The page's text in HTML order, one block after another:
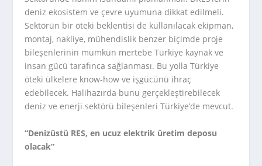
deniz ekosistem ve çevre uyumuna dikkat edilmeli.
Sektörün bir öteki beklentisi de kullanılacak ekipman,
montaj, nakliye, mühendislik benzer biçimde proje
bileşenlerinin mümkün mertebe Türkiye kaynak ve
insan gücü tarafınca sağlanması. Bu yolla Türkiye
öteki ülkelere know-how ve işgücünü ihraç
edebilecek. Halihazırda bunu gerçekleştirebilecek
deniz ve enerji sektörü bileşenleri Türkiye’de mevcut.
“Denizüstü RES, en ucuz elektrik üretim deposu
olacak”